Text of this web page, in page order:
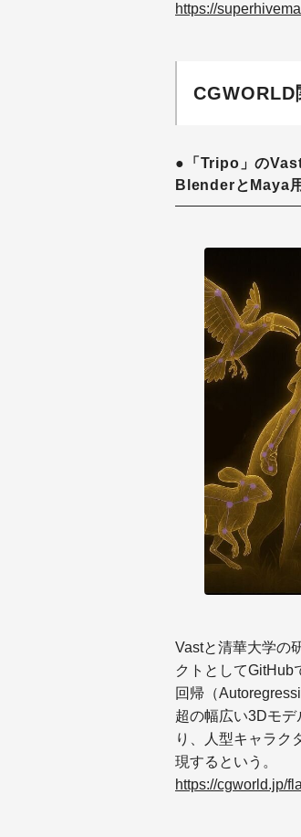
https://
CGWORLD
●「Tripo」の
BlenderとMaya
Vastと清華大学の
クトとしてGitHub
回帰（
超の幅広い3Dモ
り、人型キャラク
現するという。
https://cgworld.jp/